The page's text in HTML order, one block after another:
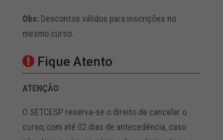
Obs: Descontos válidos para inscrições no
mesmo curso.
Fique Atento
ATENÇÃO
O SETCESP reserva-se o direito de cancelar o
curso, com até 02 dias de antecedência, caso